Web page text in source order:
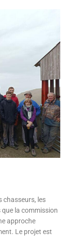
chasseurs, les
la commission
approche
Le projet est